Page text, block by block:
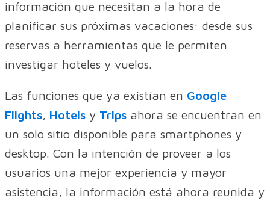
información que necesitan a la hora de
planificar sus próximas vacaciones: desde sus
reservas a herramientas que le permiten
investigar hoteles y vuelos.
Las funciones que ya existían en Google
Flights, Hotels y Trips ahora se encuentran en
un solo sitio disponible para smartphones y
desktop. Con la intención de proveer a los
usuarios una mejor experiencia y mayor
asistencia, la información está ahora reunida y